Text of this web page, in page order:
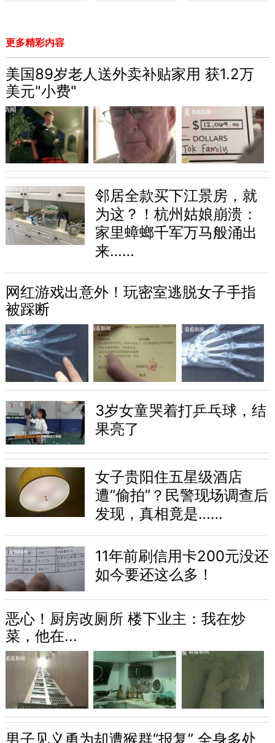
更多精彩内容
美国89岁老人送外卖补贴家用 获1.2万
美元"小费"
邻居全款买下江景房，就
为这？！杭州姑娘崩溃：
家里蟑螂千军万马般涌出
来……
网红游戏出意外！玩密室逃脱女子手指
被踩断
3岁女童哭着打乒乓球，结
果亮了
女子贵阳住五星级酒店
遭“偷拍”？民警现场调查后
发现，真相竟是……
11年前刷信用卡200元没还
如今要还这么多！
恶心！厨房改厕所 楼下业主：我在炒
菜，他在...
男子见义勇为却遭猴群“报复” 全身多处